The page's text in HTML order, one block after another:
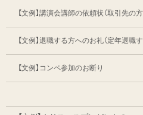
【文例】講演会講師の依頼状（取引先の方
【文例】退職する方へのお礼（定年退職
【文例】コンペ参加のお断り